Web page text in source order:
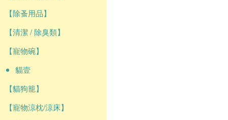
【除蚤用品】
【清潔 / 除臭類】
【寵物碗】
貓壹
【貓狗籠】
【寵物涼枕/涼床】